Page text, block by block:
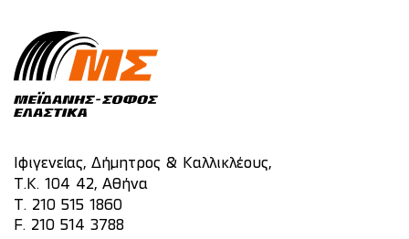
Ιφιγενείας, Δήμητρος & Καλλικλέους,
Τ.Κ. 104 42, Αθήνα
T. 210 515 1860
F. 210 514 3788